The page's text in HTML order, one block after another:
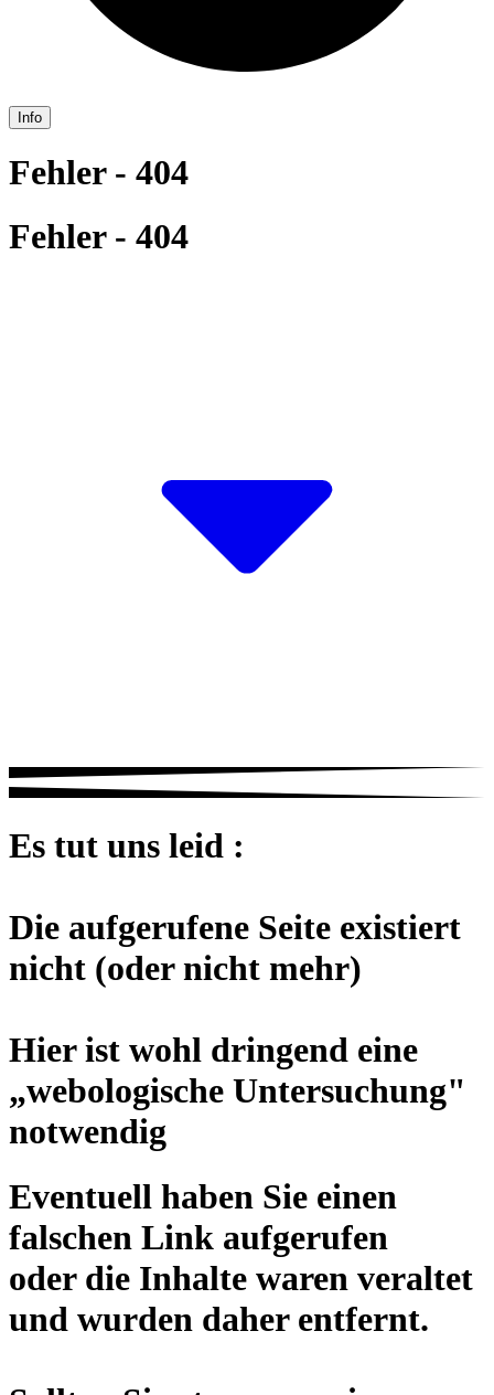
Info
Fehler - 404
Fehler - 404
Es tut uns leid :
Die aufgerufene Seite existiert
nicht (oder nicht mehr)
Hier ist wohl dringend eine
„webologische Untersuchung"
notwendig
Eventuell haben Sie einen
falschen Link aufgerufen
oder die Inhalte waren veraltet
und wurden daher entfernt.